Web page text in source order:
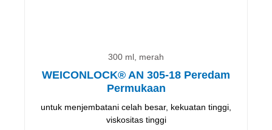
300 ml, merah
WEICONLOCK® AN 305-18 Peredam
Permukaan
untuk menjembatani celah besar, kekuatan tinggi,
viskositas tinggi